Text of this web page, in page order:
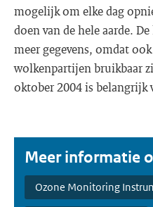
mogelijk om elke dag
doen van de hele aarde.
meer gegevens, omdat
wolkenpartijen bruikbaar
oktober 2004 is belangrijk
Meer informatie
Ozone Monitoring